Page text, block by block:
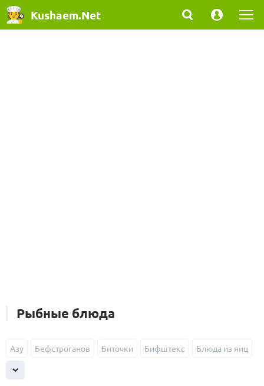
Kushaem.Net
Рыбные блюда
Азу Бефстроганов Биточки Бифштекс Блюда из яиц